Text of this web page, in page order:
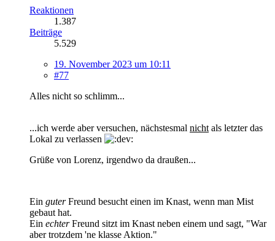
Reaktionen
1.387
Beiträge
5.529
19. November 2023 um 10:11
#77
Alles nicht so schlimm...
...ich werde aber versuchen, nächstesmal nicht als letzter das
Lokal zu verlassen
Grüße von Lorenz, irgendwo da draußen...
Ein guterFreund besucht einen im Knast, wenn man Mist
gebaut hat.
Ein echterFreund sitzt im Knast neben einem und sagt, "War
aber trotzdem 'ne klasse Aktion."